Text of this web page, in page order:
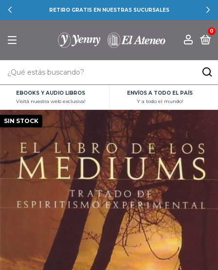
RETIRO GRATIS EN NUESTRAS SUCURSALES
0
EBOOKS Y AUDIO LIBROS
Visitá nuestra web exclusiva!
ENVÍOS A TODO EL PAÍS
Y a todo el mundo!
SIN STOCK